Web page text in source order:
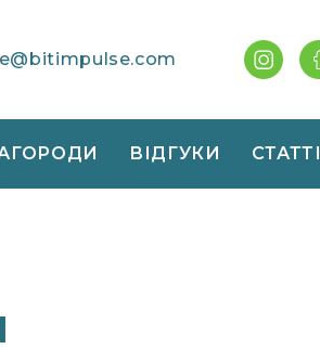
ВІДГУКИ СТАТТІ